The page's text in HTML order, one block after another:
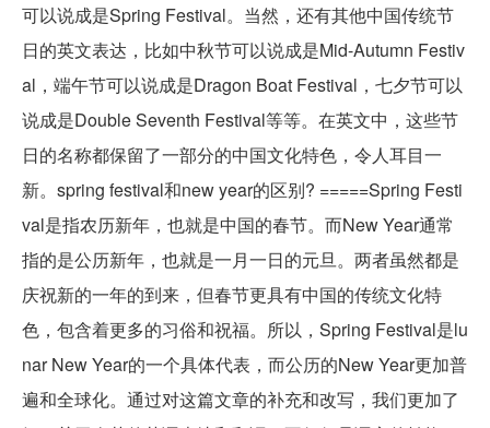
可以说成是Spring Festival。当然，还有其他中国传统节
日的英文表达，比如中秋节可以说成是Mid-Autumn Festiv
al，端午节可以说成是Dragon Boat Festival，七夕节可以
说成是Double Seventh Festival等等。在英文中，这些节
日的名称都保留了一部分的中国文化特色，令人耳目一
新。spring festival和new year的区别? =====Spring Festi
val是指农历新年，也就是中国的春节。而New Year通常
指的是公历新年，也就是一月一日的元旦。两者虽然都是
庆祝新的一年的到来，但春节更具有中国的传统文化特
色，包含着更多的习俗和祝福。所以，Spring Festival是lu
nar New Year的一个具体代表，而公历的New Year更加普
遍和全球化。通过对这篇文章的补充和改写，我们更加了